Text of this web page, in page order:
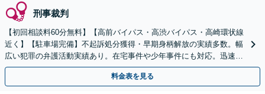
刑事裁判
【初回相談料60分無料】【高前バイパス・高渋バイパス・高崎環状線
近く】【駐車場完備】不起訴処分獲得・早期身柄解放の実績多数。幅
広い犯罪の弁護活動実績あり。在宅事件や少年事件にも対応。迅速対
応が不可欠。すぐにご相談ください【休日・夜間対応可】
料金表を見る